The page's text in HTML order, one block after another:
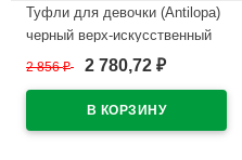
Туфли для девочки (Antilopa)
черный верх-искусственный
нубук подкладка-натуральная
арт.AL 11380
2 856₽ 2 780,72 ₽